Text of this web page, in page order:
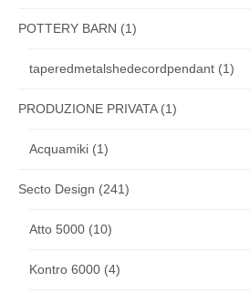
POTTERY BARN (1)
taperedmetalshedecordpendant (1)
PRODUZIONE PRIVATA(1)
Acquamiki (1)
Secto Design (241)
Atto 5000 (10)
Kontro 6000 (4)